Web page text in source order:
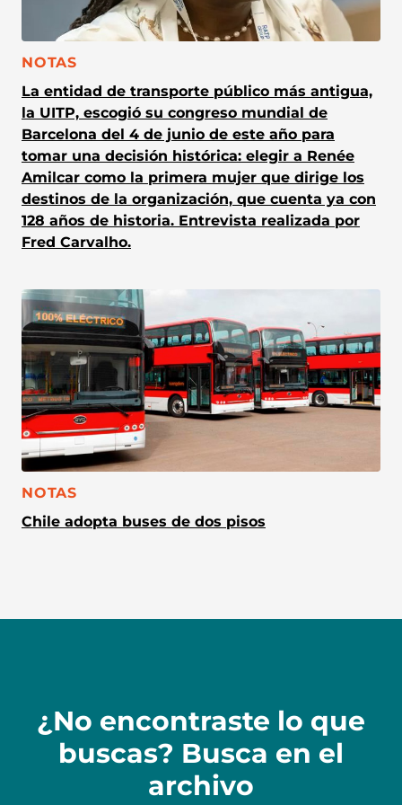
CATEGORÍA:
NOTAS
La entidad de transporte público más antigua,
la UITP, escogió su congreso mundial de
Barcelona del 4 de junio de este año para
tomar una decisión histórica: elegir a Renée
Amilcar como la primera mujer que dirige los
destinos de la organización, que cuenta ya con
128 años de historia. Entrevista realizada por
Fred Carvalho.
CATEGORÍA:
NOTAS
Chile adopta buses de dos pisos
¿No encontraste lo que
buscas? Busca en el
archivo